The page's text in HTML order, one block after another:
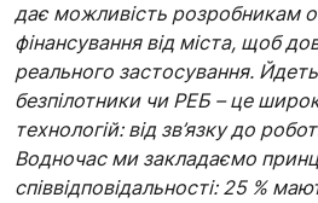
дає можливість розробникам
фінансування від міста, щоб
реального застосування.
безпілотники чи РЕБ – це
технологій: від зв’язку до
Водночас ми закладаємо
співвідповідальності: 25 %